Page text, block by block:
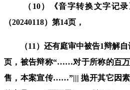
（ 10）《音字转换文字记
（20240118）第14页，
（11 ）还有庭审中被告1辩解自
页，被告辩称“……对于所称的百万
售， 本案宣传……”|||抛开其它因